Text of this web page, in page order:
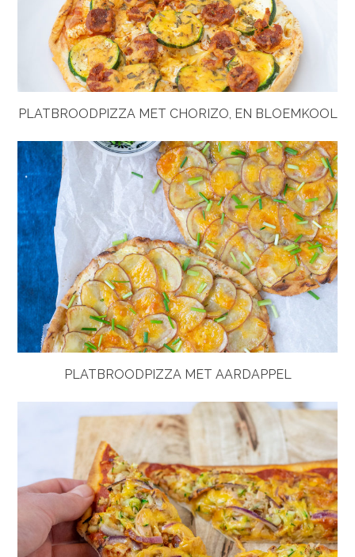
PLATBROODPIZZA MET CHORIZO, EN BLOEMKOOL
PLATBROODPIZZA MET AARDAPPEL